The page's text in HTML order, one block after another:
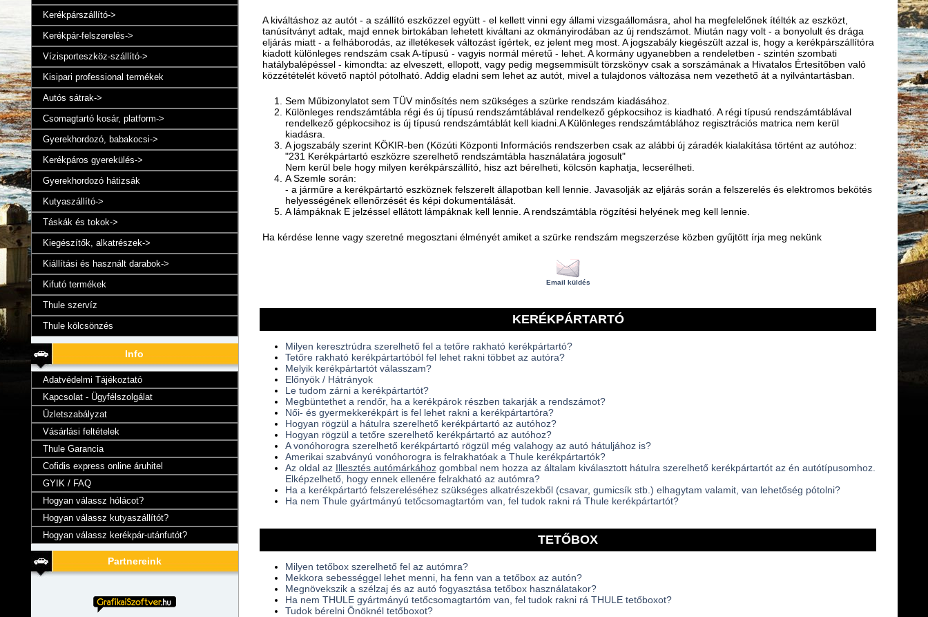
Kerékpárszállító->
Kerékpár-felszerelés->
Vízisporteszköz-szállító->
Kisipari professional termékek
Autós sátrak->
Csomagtartó kosár, platform->
Gyerekhordozó, babakocsi->
Kerékpáros gyerekülés->
Gyerekhordozó hátizsák
Kutyaszállító->
Táskák és tokok->
Kiegészítők, alkatrészek->
Kiállítási és használt darabok->
Kifutó termékek
Thule szervíz
Thule kölcsönzés
Info
Adatvédelmi Tájékoztató
Kapcsolat - Ügyfélszolgálat
Üzletszabályzat
Vásárlási feltételek
Thule Garancia
Cofidis express online áruhitel
GYIK / FAQ
Hogyan válassz hólácot?
Hogyan válassz kutyaszállítót?
Hogyan válassz kerékpár-utánfutót?
Partnereink
A kiváltáshoz az autót - a szállító eszközzel együtt - el kellett vinni egy állami vizsgaállomásra, ahol ha megfelelőnek ítélték az eszközt,
tanúsítványt adtak, majd ennek birtokában lehetett kiváltani az okmányirodában az új rendszámot. Miután nagy volt - a bonyolult és drága
eljárás miatt - a felháborodás, az illetékesek változást ígértek, ez jelent meg most. A jogszabály kiegészült azzal is, hogy a kerékpárszállítóra
kiadott különleges rendszám csak A-típusú - vagyis normál méretű - lehet. A kormány ugyanebben a rendeletben - szintén szombati
hatálybalépéssel - kimondta: az elveszett, ellopott, vagy pedig megsemmisült törzskönyv csak a sorszámának a Hivatalos Értesítőben való
közzétételét követő naptól pótolható. Addig eladni sem lehet az autót, mivel a tulajdonos változása nem vezethető át a nyilvántartásban.
Sem Műbizonylatot sem TÜV minősítés nem szükséges a szürke rendszám kiadásához.
Különleges rendszámtábla régi és új típusú rendszámtáblával rendelkező gépkocsihoz is kiadható. A régi típusú rendszámtáblával
rendelkező gépkocsihoz is új típusú rendszámtáblát kell kiadni.A Különleges rendszámtáblához regisztrációs matrica nem kerül
kiadásra.
A jogszabály szerint KÖKIR-ben (Közúti Központi Információs rendszerben csak az alábbi új záradék kialakítása történt az autóhoz:
"231 Kerékpártartó eszközre szerelhető rendszámtábla használatára jogosult"
Nem kerül bele hogy milyen kerékpárszállító, hisz azt bérelheti, kölcsön kaphatja, lecserélheti.
A Szemle során:
- a járműre a kerékpártartó eszköznek felszerelt állapotban kell lennie. Javasolják az eljárás során a felszerelés és elektromos bekötés
helyességének ellenőrzését és képi dokumentálását.
A lámpáknak E jelzéssel ellátott lámpáknak kell lennie. A rendszámtábla rögzítési helyének meg kell lennie.
Ha kérdése lenne vagy szeretné megosztani élményét amiket a szürke rendszám megszerzése közben gyűjtött írja meg nekünk
Email küldés
KERÉKPÁRTARTÓ
Milyen keresztrúdra szerelhető fel a tetőre rakható kerékpártartó?
Tetőre rakható kerékpártartóból fel lehet rakni többet az autóra?
Melyik kerékpártartót válasszam?
Előnyök / Hátrányok
Le tudom zárni a kerékpártartót?
Megbüntethet a rendőr, ha a kerékpárok részben takarják a rendszámot?
Női- és gyermekkerékpárt is fel lehet rakni a kerékpártartóra?
Hogyan rögzül a hátulra szerelhető kerékpártartó az autóhoz?
Hogyan rögzül a tetőre szerelhető kerékpártartó az autóhoz?
A vonóhorogra szerelhető kerékpártartó rögzül még valahogy az autó hátuljához is?
Amerikai szabványú vonóhorogra is felrakhatóak a Thule kerékpártartók?
Az oldal az Illesztés autómárkáhozgombbal nem hozza az általam kiválasztott hátulra szerelhető kerékpártartót az én autótípusomhoz.
Elképzelhető, hogy ennek ellenére felrakható az autómra?
Ha a kerékpártartó felszereléséhez szükséges alkatrészekből (csavar, gumicsík stb.) elhagytam valamit, van lehetőség pótolni?
Ha nem Thule gyártmányú tetőcsomagtartóm van, fel tudok rakni rá Thule kerékpártartót?
TETŐBOX
Milyen tetőbox szerelhető fel az autómra?
Mekkora sebességgel lehet menni, ha fenn van a tetőbox az autón?
Megnövekszik a szélzaj és az autó fogyasztása tetőbox használatakor?
Ha nem THULE gyártmányú tetőcsomagtartóm van, fel tudok rakni rá THULE tetőboxot?
Tudok bérelni Önöknél tetőboxot?